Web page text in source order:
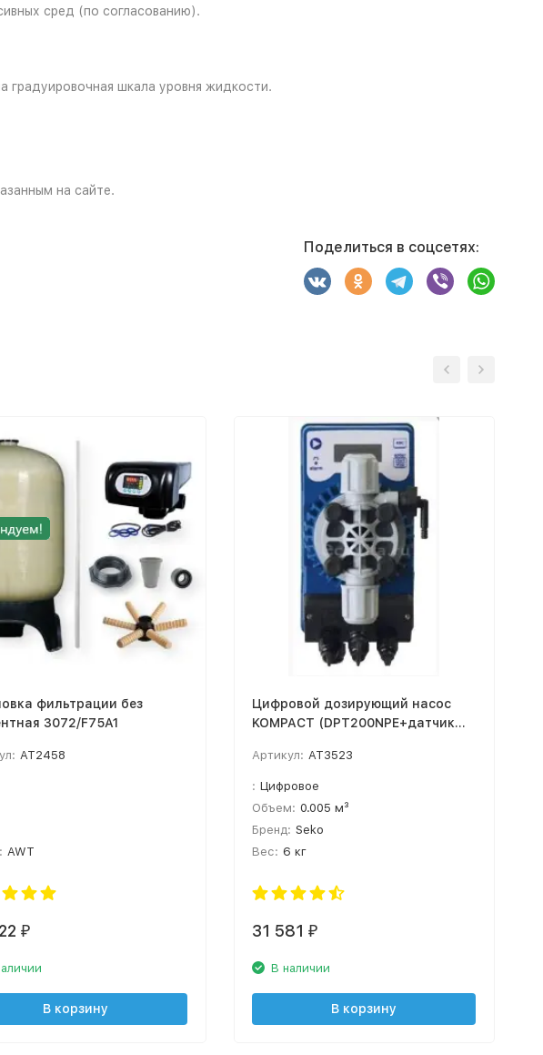
сред (по согласованию).
шкала уровня жидкости.
на сайте.
Поделиться в соцсетях:
фильтрации без
3072/F75A1
AT2458
AWT
₽
В корзину
Цифровой дозирующий насос
KOMPACT (DPT200NPE+датчик
Артикул: AT3523
: Цифровое
Объем: 0.005 м³
Бренд: Seko
Вес: 6 кг
31 581 ₽
В наличии
В корзину